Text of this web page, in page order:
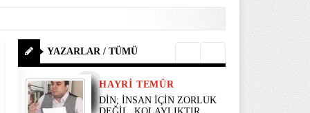
YAZARLAR / TÜMÜ
HAYRI TEMÜR
DİN; İNSAN İÇİN ZORLUK